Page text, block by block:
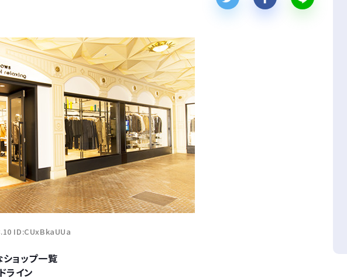
ID:CUxBkaUUa
ョップ一覧
ライン